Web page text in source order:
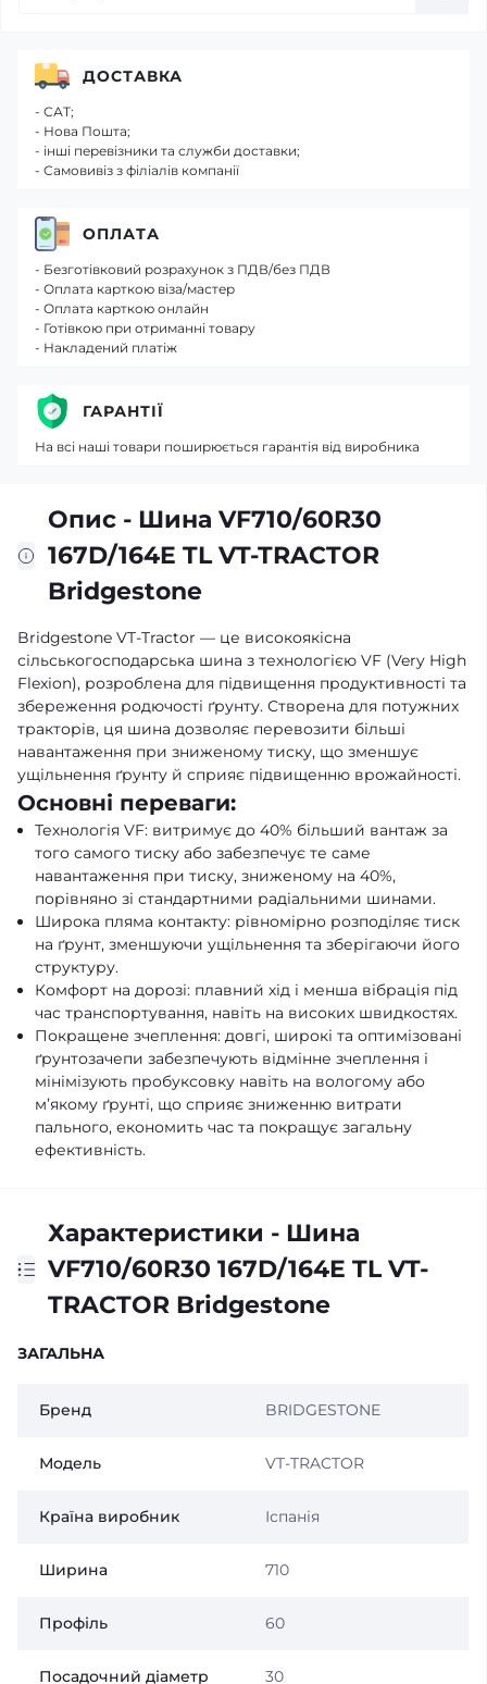
Опис - Шина VF710/60R30
167D/164E TL VT-TRACTOR
Bridgestone
Bridgestone VT-Tractor — це високоякісна
сільськогосподарська шина з технологією VF (Very High
Flexion), розроблена для підвищення продуктивності та
збереження родючості ґрунту. Створена для потужних
тракторів, ця шина дозволяє перевозити більші
навантаження при зниженому тиску, що зменшує
ущільнення ґрунту й сприяє підвищенню врожайності.
Основні переваги:
Технологія VF: витримує до 40% більший вантаж за
того самого тиску або забезпечує те саме
навантаження при тиску, зниженому на 40%,
порівняно зі стандартними радіальними шинами.
Широка пляма контакту: рівномірно розподіляє тиск
на ґрунт, зменшуючи ущільнення та зберігаючи його
структуру.
Комфорт на дорозі: плавний хід і менша вібрація під
час транспортування, навіть на високих швидкостях.
Покращене зчеплення: довгі, широкі та оптимізовані
ґрунтозачепи забезпечують відмінне зчеплення і
мінімізують пробуксовку навіть на вологому або
м’якому ґрунті, що сприяє зниженню витрати
пального, економить час та покращує загальну
ефективність.
Характеристики - Шина
VF710/60R30 167D/164E TL VT-
TRACTOR Bridgestone
ЗАГАЛЬНА
Бренд BRIDGESTONE
Модель VT-TRACTOR
Країна виробник Іспанія
Ширина 710
Профіль 60
Посадочний діаметр 30
ДОСТАВКА
- САТ;
- Нова Пошта;
- інші перевізники та служби доставки;
- Самовивіз з філіалів компанії
ОПЛАТА
- Безготівковий розрахунок з ПДВ/без ПДВ
- Оплата карткою віза/мастер
- Оплата карткою онлайн
- Готівкою при отриманні товару
- Накладений платіж
ГАРАНТІЇ
На всі наші товари поширюється гарантія від виробника